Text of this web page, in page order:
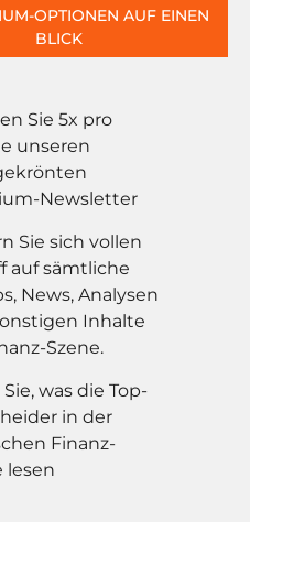
OPTIONEN AUF EINEN
BLICK
Sie 5x pro
unseren
Newsletter
Sie sich vollen
auf sämtliche
News, Analysen
Inhalte
Szene.
was die Top-
in der
Finanz-
lesen